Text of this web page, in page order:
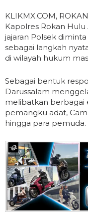
KLIKMX.COM,
Kapolres Rokan Hulu
jajaran Polsek
sebagai langkah
di wilayah hukum
Sebagai bentuk
Darussalam
melibatkan berbagai
pemangku adat,
hingga para pemuda.